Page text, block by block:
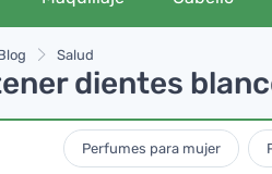
Salud
dientes
Perfumes para mujer